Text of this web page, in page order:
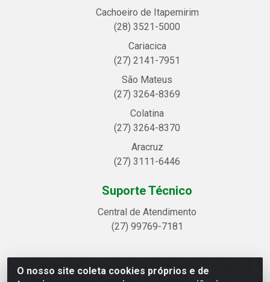
O nosso site coleta cookies próprios e de
Cachoeiro de Itapemirim
(28) 3521-5000
Cariacica
(27) 2141-7951
São Mateus
(27) 3264-8369
Colatina
(27) 3264-8370
Aracruz
(27) 3111-6446
Suporte Técnico
Central de Atendimento
(27) 99769-7181
Linhavix Distribuidora LTDA - Avenida Alegre, 2521 -